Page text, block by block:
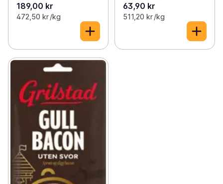
189,00 kr
472,50 kr /kg
63,90 kr
511,20 kr /kg